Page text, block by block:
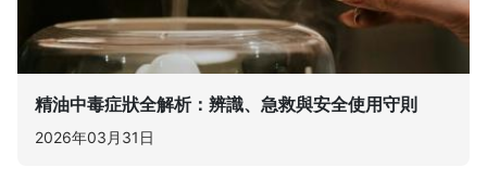
精油中毒症狀全解析：辨識、急救與安全使用守則
2026年03月31日